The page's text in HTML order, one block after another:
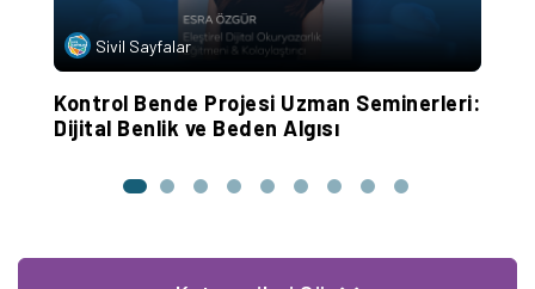
Sivil Sayfalar
Kontrol Bende Projesi Uzman Seminerleri:
Dijital Benlik ve Beden Algısı